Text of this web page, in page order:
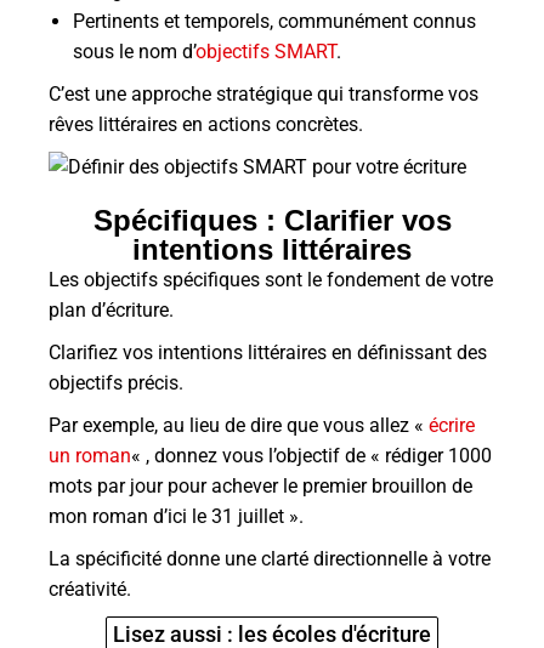
Pertinents et temporels, communément connus
sous le nom d’objectifs SMART.
C’est une approche stratégique qui transforme vos
rêves littéraires en actions concrètes.
Spécifiques : Clarifier vos
intentions littéraires
Les objectifs spécifiques sont le fondement de votre
plan d’écriture.
Clarifiez vos intentions littéraires en définissant des
objectifs précis.
Par exemple, au lieu de dire que vous allez « écrire
un roman« , donnez vous l’objectif de « rédiger 1000
mots par jour pour achever le premier brouillon de
mon roman d’ici le 31 juillet ».
La spécificité donne une clarté directionnelle à votre
créativité.
Lisez aussi : les écoles d'écriture